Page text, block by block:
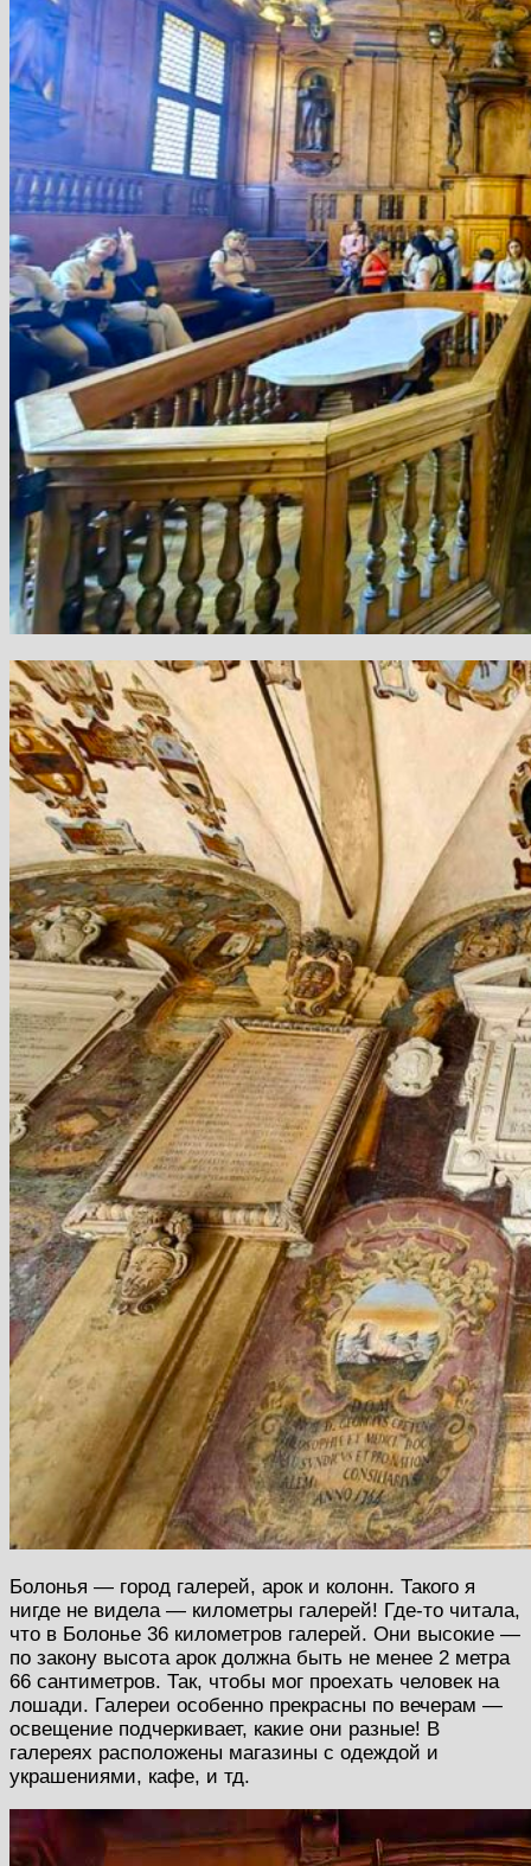
Болонья — город галерей, арок и колонн. Такого я
нигде не видела — километры галерей! Где-то читала,
что в Болонье 36 километров галерей. Они высокие —
по закону высота арок должна быть не менее 2 метра
66 сантиметров. Так, чтобы мог проехать человек на
лошади. Галереи особенно прекрасны по вечерам —
освещение подчеркивает, какие они разные! В
галереях расположены магазины с одеждой и
украшениями, кафе, и тд.